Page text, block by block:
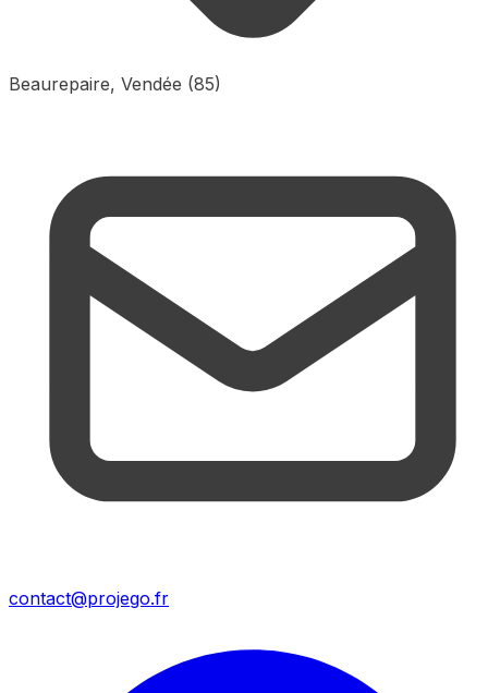
Beaurepaire, Vendée (85)
contact@projego.fr